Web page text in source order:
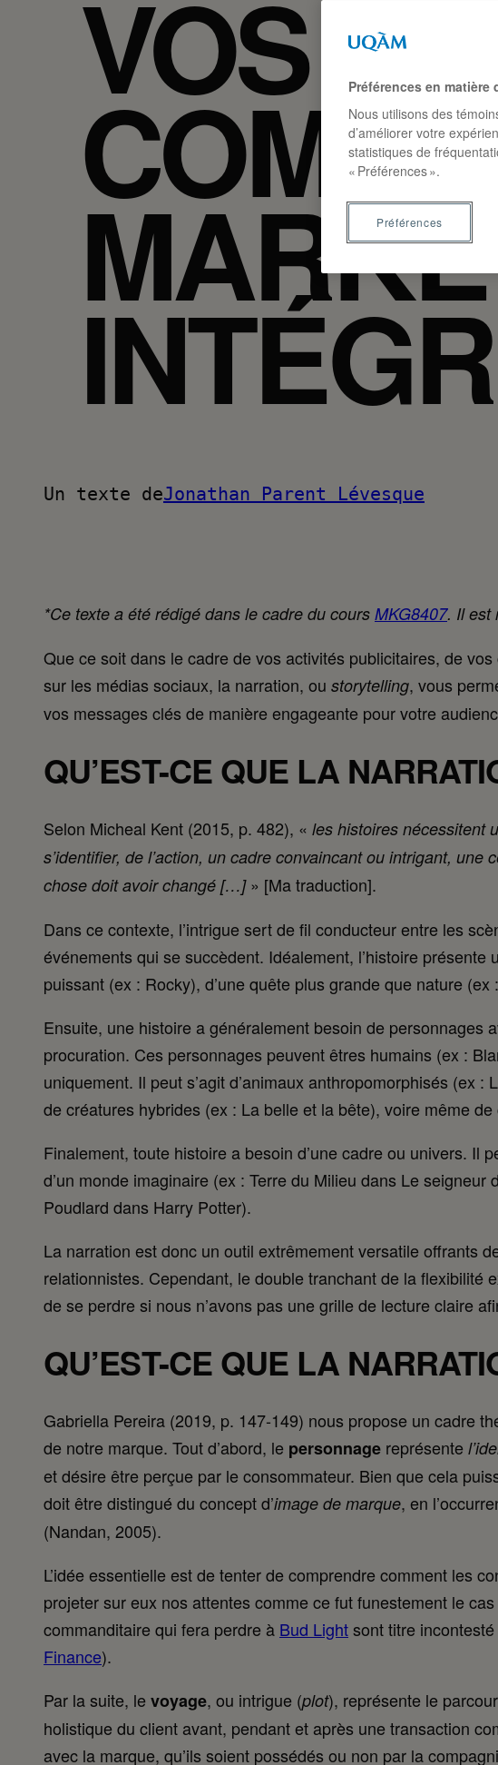
VOS
Un texte deJonathan Parent Lévesque
*Ce texte a été rédigé dans le cadre du cours MKG8407. Il est
Que ce soit dans le cadre de vos activités publicitaires, de
sur les médias sociaux, la narration, ou storytelling, vous
vos messages clés de manière engageante pour votre
QU’EST-CE QUE LA
Selon Micheal Kent (2015, p. 482), « les histoires nécessitent
s’identifier, de l’action, un cadre convaincant ou intrigant,
chose doit avoir changé […] » [Ma traduction].
Dans ce contexte, l’intrigue sert de fil conducteur entre les
événements qui se succèdent. Idéalement, l’histoire
puissant (ex : Rocky), d’une quête plus grande que nature
Ensuite, une histoire a généralement besoin de personnages
procuration. Ces personnages peuvent êtres humains (ex :
uniquement. Il peut s’agit d’animaux anthropomorphisés (ex
de créatures hybrides (ex : La belle et la bête), voire même
Finalement, toute histoire a besoin d’une cadre ou univers. Il
d’un monde imaginaire (ex : Terre du Milieu dans Le
Poudlard dans Harry Potter).
La narration est donc un outil extrêmement versatile offrants
relationnistes. Cependant, le double tranchant de la flexibilité
de se perdre si nous n’avons pas une grille de lecture claire
QU’EST-CE QUE LA
Gabriella Pereira (2019, p. 147‑149) nous propose un cadre
de notre marque. Tout d’abord, le personnage représente
et désire être perçue par le consommateur. Bien que cela
doit être distingué du concept d’image de marque, en
(Nandan, 2005).
L’idée essentielle est de tenter de comprendre comment les
projeter sur eux nos attentes comme ce fut funestement le cas
commanditaire qui fera perdre à Bud Lightsont titre
Finance).
Par la suite, le voyage, ou intrigue (plot), représente le
holistique du client avant, pendant et après une transaction
avec la marque, qu’ils soient possédés ou non par la
Préférences en matière
Nous utilisons des
d’améliorer votre
statistiques de
« Préférences ».
Préférences